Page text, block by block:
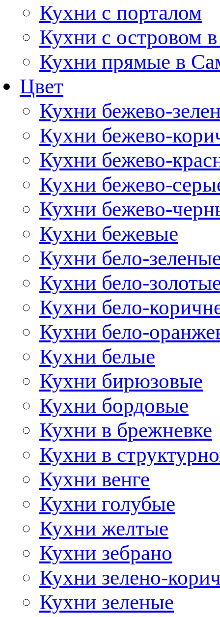
Кухни с порталом
Кухни с островом
Кухни прямые в
Цвет
Кухни бежево-
Кухни бежево-
Кухни бежево-
Кухни бежево-
Кухни бежево-
Кухни бежевые
Кухни бело-
Кухни бело-
Кухни бело-
Кухни бело-
Кухни белые
Кухни бирюзовые
Кухни бордовые
Кухни в брежневке
Кухни в
Кухни венге
Кухни голубые
Кухни желтые
Кухни зебрано
Кухни зелено-
Кухни зеленые